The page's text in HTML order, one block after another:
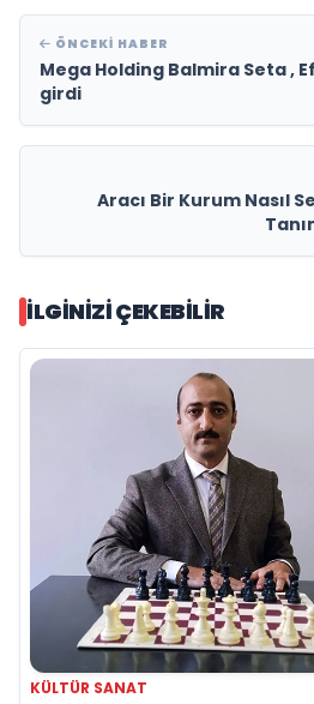
ÖNCEKI HABER
Mega Holding Balmira Seta ,
girdi
Aracı Bir Kurum Nasıl
İLGINIZI ÇEKEBILIR
KÜLTÜR SANAT